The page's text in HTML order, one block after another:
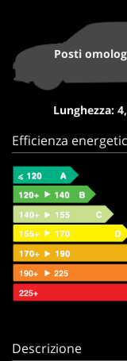
Posti
Lunghezza:
Efficienza
Descrizione